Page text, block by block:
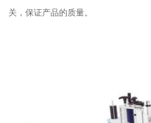
关，保证产品的质量。